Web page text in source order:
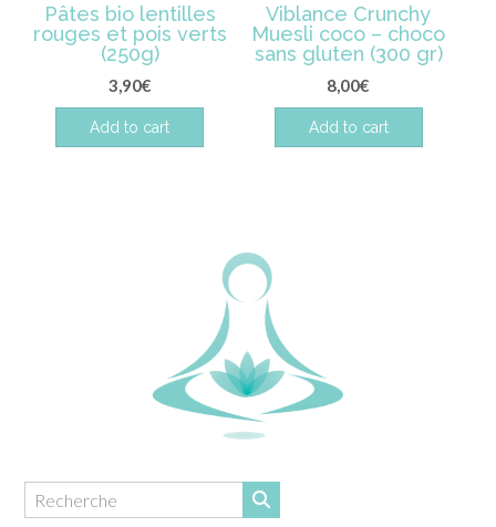
Pâtes bio lentilles
rouges et pois verts
(250g)
3,90€
Add to cart
Viblance Crunchy
Muesli coco – choco
sans gluten (300 gr)
8,00€
Add to cart